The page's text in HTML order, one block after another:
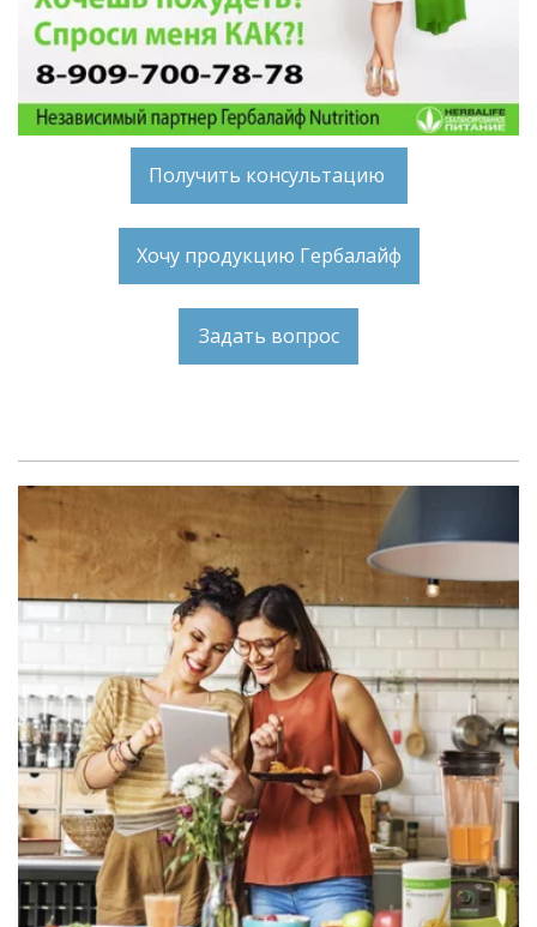
Получить консультацию
Хочу продукцию Гербалайф
Задать вопрос